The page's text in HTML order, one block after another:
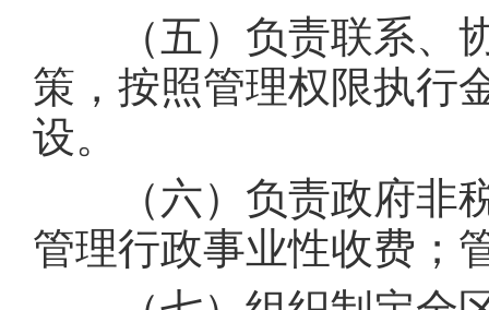
（五）负责联系、协
策，按照管理权限执行
设。
（六）负责政府非税
管理行政事业性收费；